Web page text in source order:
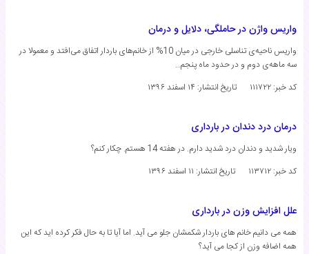
واریس واژن در حاملگی، دلایل و درمان
واریس ناحیه‌ی تناسلی خارجی در میان 10% از خانم‌های باردار اتفاق می‌افتد و معمولا در
سه ماهه‌ی دوم و در حدود ماه پنجم…
کد خبر: ۱۱۱۷۲۲
تاریخ انتشار: ۱۴ اسفند ۱۳۹۶
درمان درد دندان در بارداری
ویار شدید و دندان درد شدید دارم. در هفته 14 هستم. چکار کنم؟
کد خبر: ۱۱۳۷۱۲
تاریخ انتشار: ۱۱ اسفند ۱۳۹۶
علل افزایش وزن در بارداری
همه می دانیم خانم های باردار شکمشان جلو می آید. اما آیا تا به حال فکر کرده اید که این
همه اضافه وزن از کجا می آید؟